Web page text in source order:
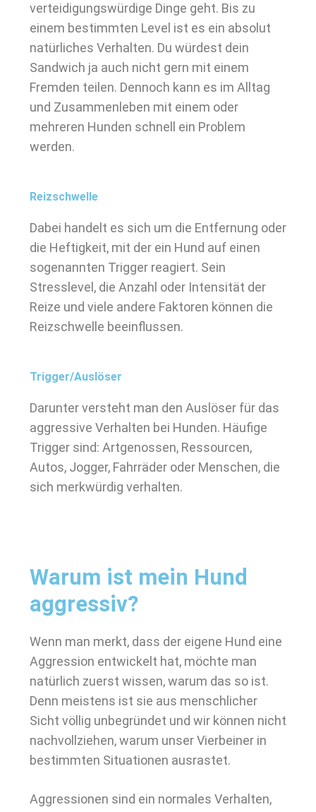
verteidigungswürdige Dinge geht. Bis zu
einem bestimmten Level ist es ein absolut
natürliches Verhalten. Du würdest dein
Sandwich ja auch nicht gern mit einem
Fremden teilen. Dennoch kann es im Alltag
und Zusammenleben mit einem oder
mehreren Hunden schnell ein Problem
werden.
Reizschwelle
Dabei handelt es sich um die Entfernung oder
die Heftigkeit, mit der ein Hund auf einen
sogenannten Trigger reagiert. Sein
Stresslevel, die Anzahl oder Intensität der
Reize und viele andere Faktoren können die
Reizschwelle beeinflussen.
Trigger/Auslöser
Darunter versteht man den Auslöser für das
aggressive Verhalten bei Hunden. Häufige
Trigger sind: Artgenossen, Ressourcen,
Autos, Jogger, Fahrräder oder Menschen, die
sich merkwürdig verhalten.
Warum ist mein Hund
aggressiv?
Wenn man merkt, dass der eigene Hund eine
Aggression entwickelt hat, möchte man
natürlich zuerst wissen, warum das so ist.
Denn meistens ist sie aus menschlicher
Sicht völlig unbegründet und wir können nicht
nachvollziehen, warum unser Vierbeiner in
bestimmten Situationen ausrastet.
Aggressionen sind ein normales Verhalten,